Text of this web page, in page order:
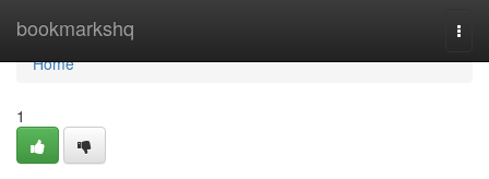
bookmarkshq
Home
Home
1